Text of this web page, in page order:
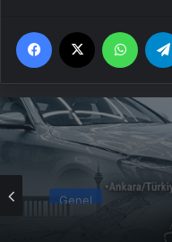
Facebook
Genel
Datahost İle